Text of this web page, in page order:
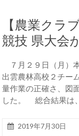
【農業クラ
競技 県大会
７月２９日（月）
出雲農林高校２チー
量作業の正確さ、図
した。 総合結果は
2019年7月30日